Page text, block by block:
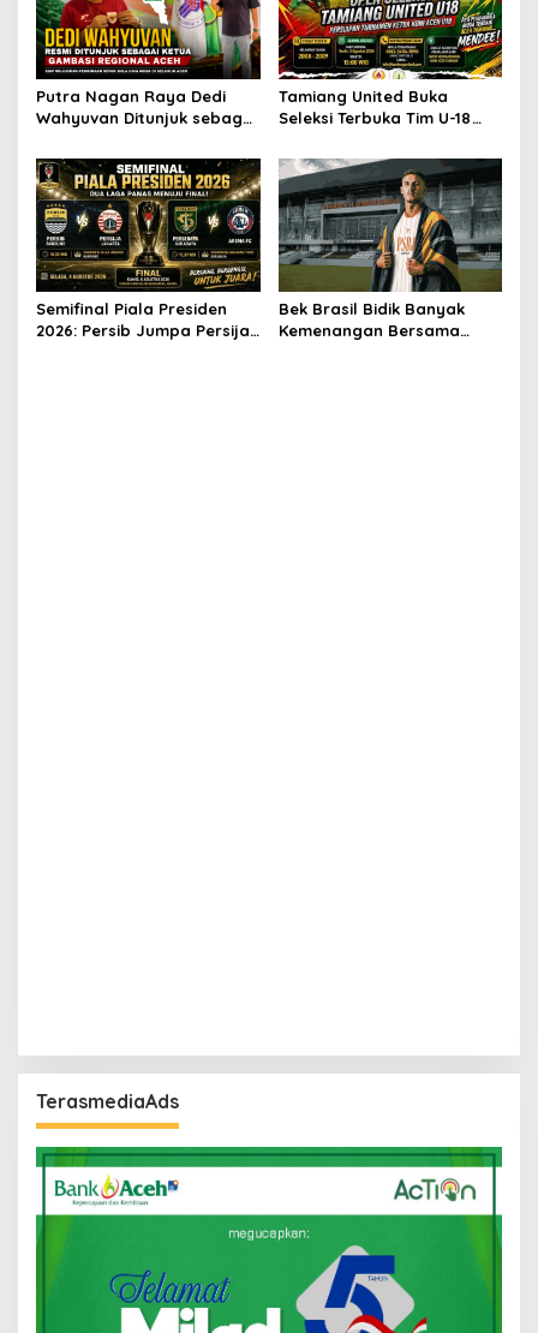
Putra Nagan Raya Dedi
Wahyuvan Ditunjuk sebagai
Aceh
Tamiang United Buka
Seleksi Terbuka Tim U-18
Aceh 2026
Semifinal Piala Presiden
2026: Persib Jumpa Persija,
Bek Brasil Bidik Banyak
Kemenangan Bersama
TerasmediaAds